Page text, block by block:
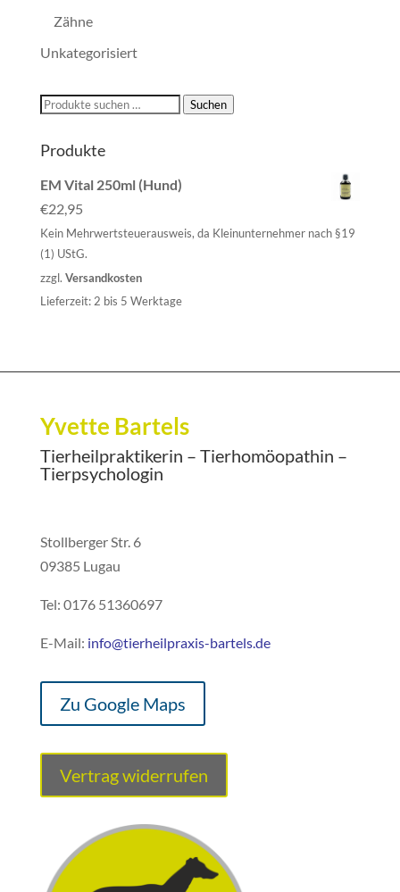
Zähne
Unkategorisiert
Suchen
Suchen
Produkte
EM Vital 250ml (Hund)
€22,95
Kein Mehrwertsteuerausweis, da Kleinunternehmer nach §19
(1) UStG.
zzgl. Versandkosten
Lieferzeit: 2 bis 5 Werktage
Yvette Bartels
Tierheilpraktikerin – Tierhomöopathin –
Tierpsychologin
Stollberger Str. 6
09385 Lugau
Tel: 0176 51360697
E-Mail: info@tierheilpraxis-bartels.de
Zu Google Maps
Vertrag widerrufen